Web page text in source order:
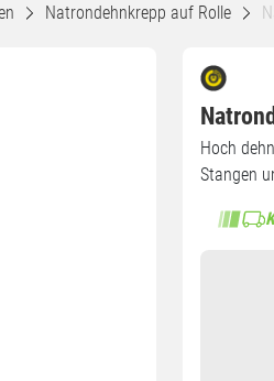
Natrondehnkrepp auf Rolle
Hoch
Stangen